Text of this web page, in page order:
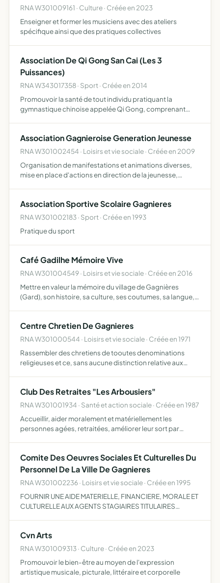
RNA W301009161 · Culture · Créée en 2023
Enseigner et former les musiciens avec des ateliers
spécifique ainsi que des pratiques collectives
Association De Qi Gong San Cai (Les 3
Puissances)
RNA W343017358 · Sport · Créée en 2014
Promouvoir la santé de tout individu pratiquant la
gymnastique chinoise appelée Qi Gong, comprenant
âges de la vie et, …
Association Gagnieroise Generation Jeunesse
RNA W301002454 · Loisirs et vie sociale · Créée en 2009
Organisation de manifestations et animations diverses,
mise en place d'actions en direction de la jeunesse,
Association Sportive Scolaire Gagnieres
RNA W301002183 · Sport · Créée en 1993
Pratique du sport
Café Gadilhe Mémoire Vive
RNA W301004549 · Loisirs et vie sociale · Créée en 2016
Mettre en valeur la mémoire du village de Gagnières
(Gard), son histoire, sa culture, ses coutumes, sa langue,
Centre Chretien De Gagnieres
RNA W301000544 · Loisirs et vie sociale · Créée en 1971
Rassembler des chretiens de tooutes denominations
religieuses et ce, sans aucune distinction relative aux
tout se…
Club Des Retraites "Les Arbousiers"
RNA W301001934 · Santé et action sociale · Créée en 1987
Accueillir, aider moralement et matériellement les
personnes agées, retraitées, améliorer leur sort par
Comite Des Oeuvres Sociales Et Culturelles Du
Personnel De La Ville De Gagnieres
RNA W301002236 · Loisirs et vie sociale · Créée en 1995
FOURNIR UNE AIDE MATERIELLE, FINANCIERE, MORALE ET
CULTURELLE AUX AGENTS STAGIAIRES TITULAIRES
Cvn Arts
RNA W301009313 · Culture · Créée en 2023
Promouvoir le bien-être au moyen de l'expression
artistique musicale, picturale, littéraire et corporelle